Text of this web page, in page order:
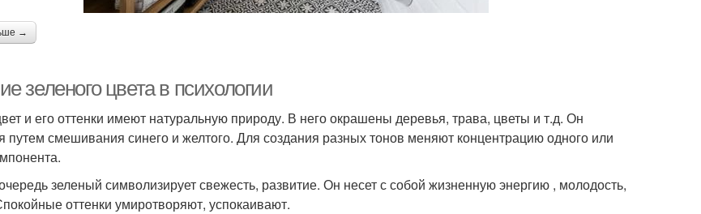
→
зеленого цвета в психологии
и его оттенки имеют натуральную природу. В него окрашены деревья, трава, цветы и т.д. Он
путем смешивания синего и желтого. Для создания разных тонов меняют концентрацию одного или
зеленый символизирует свежесть, развитие. Он несет с собой жизненную энергию , молодость,
оттенки умиротворяют, успокаивают.